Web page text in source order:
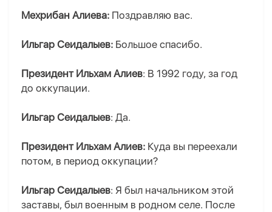
Мехрибан Алиева: Поздравляю вас.
Ильгар Сеидалыев: Большое спасибо.
Президент Ильхам Алиев: В 1992 году, за год
до оккупации.
Ильгар Сеидалыев: Да.
Президент Ильхам Алиев: Куда вы переехали
потом, в период оккупации?
Ильгар Сеидалыев: Я был начальником этой
заставы, был военным в родном селе. После